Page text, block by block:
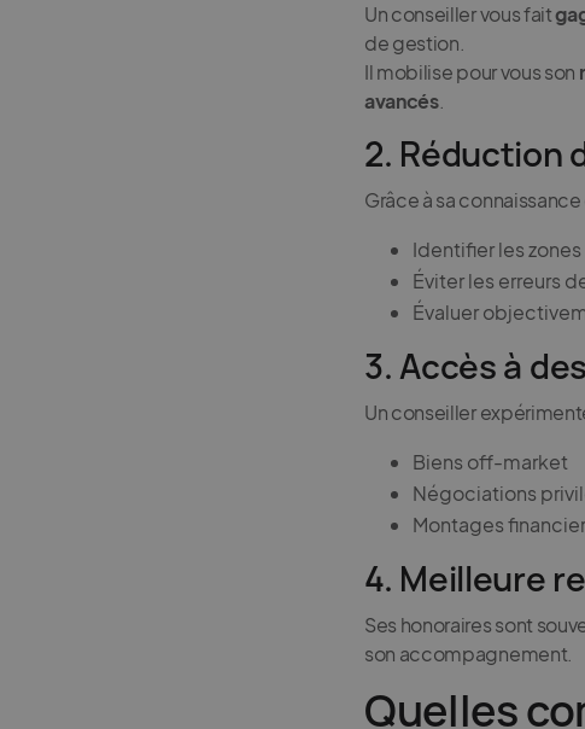
Un conseiller vous fait
de gestion.
Il mobilise pour vous son
avancés.
2. Réduction
Grâce à sa
Identifier les
Éviter les erreurs
Évaluer
3. Accès à
Un conseiller
Biens off-market
Négociations
Montages
4. Meilleure
Ses honoraires sont
son accompagnement.
Quelles